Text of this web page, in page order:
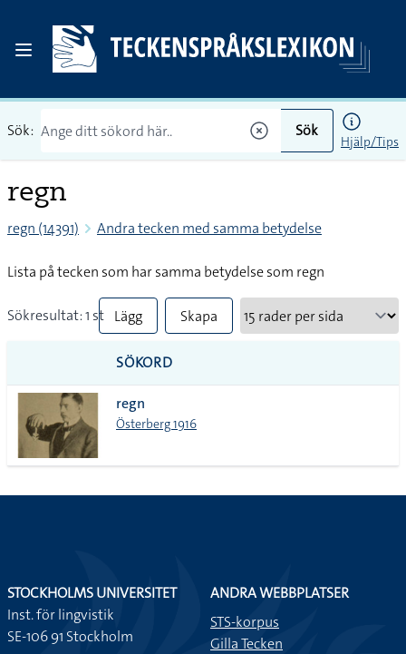
Sök: Sök
Hjälp/Tips
regn
regn (14391) Andra tecken med samma betydelse
Lista på tecken som har samma betydelse som regn
Sökresultat: 1 st Lägg
till
alla i
lista
Skapa
SÖKORD
regn
Österberg 1916
STOCKHOLMS UNIVERSITET
Inst. för lingvistik
SE-106 91 Stockholm
ANDRA WEBBPLATSER
STS-korpus
Gilla Tecken